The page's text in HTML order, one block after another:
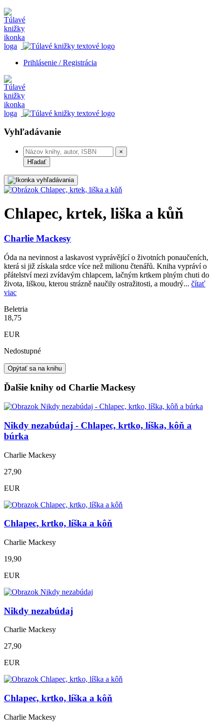
Prihlásenie / Registrácia
Vyhľadávanie
×
Hľadať
Chlapec, krtek, liška a kůň
Charlie Mackesy
Óda na nevinnost a laskavost vyprávějící o životních ponaučeních,
která si již získala srdce více než milionu čtenářů. Kniha vypráví o
přátelství mezi zvídavým chlapcem, lačným krtkem plným chuti do
života, liškou, kterou strázně naučily ostražitosti, a moudrý... čítať
viac
Beletria
18,75
EUR
Nedostupné
Opýtať sa na knihu
Ďalšie knihy od Charlie Mackesy
Nikdy nezabúdaj - Chlapec, krtko, líška, kôň a
búrka
Charlie Mackesy
27,90
EUR
Chlapec, krtko, líška a kôň
Charlie Mackesy
19,90
EUR
Nikdy nezabúdaj
Charlie Mackesy
27,90
EUR
Chlapec, krtko, líška a kôň
Charlie Mackesy